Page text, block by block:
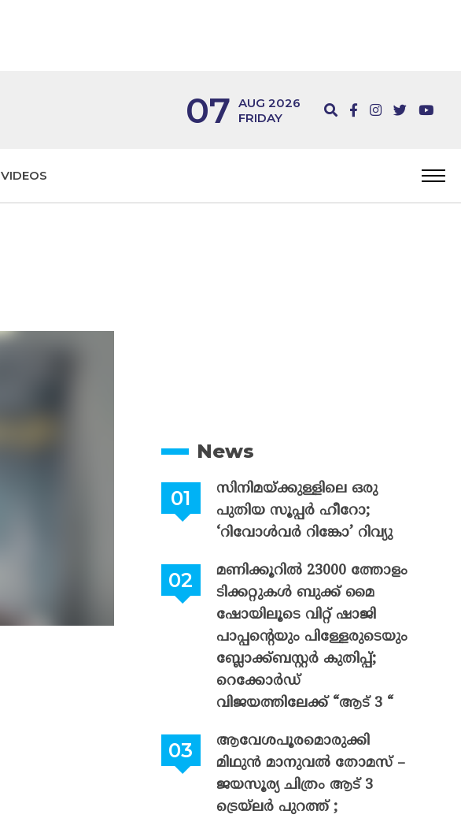
07 AUG 2026
FRIDAY
VIDEOS
News
സിനിമയ്ക്കുള്ളിലെ ഒരു
പുതിയ സൂപ്പർ ഹീറോ;
‘റിവോൾവർ റിങ്കോ’ റിവ്യു
മണിക്കൂറിൽ 23000 ത്തോളം
ടിക്കറ്റുകൾ ബുക്ക് മൈ
ഷോയിലൂടെ വിറ്റ് ഷാജി
പാപ്പന്റെയും പിള്ളേരുടെയും
ബ്ലോക്ക്ബസ്റ്റർ കുതിപ്പ്;
റെക്കോർഡ്
വിജയത്തിലേക്ക് “ആട് 3 “
ആവേശപൂരമൊരുക്കി
മിഥുൻ മാനുവൽ തോമസ് –
ജയസൂര്യ ചിത്രം ആട് 3
ട്രെയ്‌ലർ പുറത്ത് ;